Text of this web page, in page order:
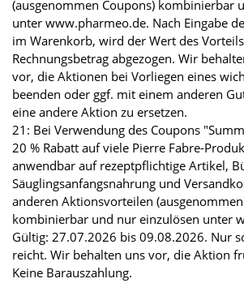
(ausgenommen Coupons) kombinierbar
unter www.pharmeo.de. Nach Eingabe
im Warenkorb, wird der Wert des
Rechnungsbetrag abgezogen. Wir
vor, die Aktionen bei Vorliegen eines
beenden oder ggf. mit einem anderen
eine andere Aktion zu ersetzen.
21: Bei Verwendung des Coupons
20 % Rabatt auf viele Pierre Fabre-
anwendbar auf rezeptpflichtige Artikel,
Säuglingsanfangsnahrung und
anderen Aktionsvorteilen
kombinierbar und nur einzulösen unter
Gültig: 27.07.2026 bis 09.08.2026. Nur
reicht. Wir behalten uns vor, die Aktion
Keine Barauszahlung.